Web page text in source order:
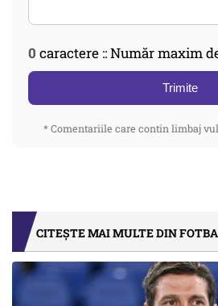
0 caractere :: Număr maxim
Trimite
* Comentariile care contin limbaj
CITEȘTE MAI MULTE DIN